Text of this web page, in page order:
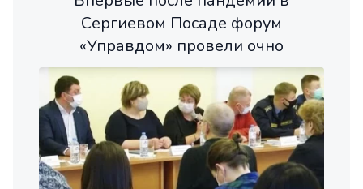
Сергиевом Посаде форум
«Управдом» провели очно